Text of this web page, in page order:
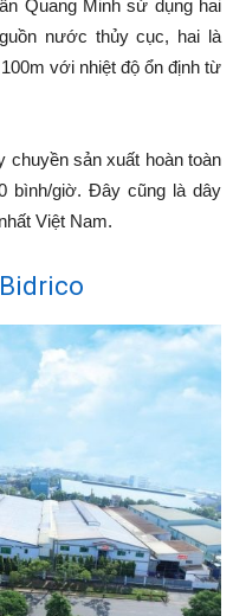
Quang Minh sử dụng hai
nước thủy cục, hai là
với nhiệt độ ổn định từ
chuyền sản xuất hoàn toàn
bình/giờ. Đây cũng là dây
Việt Nam.